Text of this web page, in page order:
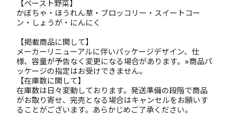
【ペースト野菜】
かぼちゃ・ほうれん草・ブロッコリー・スイートコー
ン・しょうが・にんにく
【掲載商品に関して】
メーカーリニューアルに伴いパッケージデザイン、仕
様、容量が予告なく変更になる場合があります。※商品パ
ッケージの指定はお受けできません。
【在庫数に関して】
在庫数は日々変動しております。発送準備の段階で商品
がお取り寄せ、完売となる場合はキャンセルをお願いす
ることがございます。あらかじめご了承ください。